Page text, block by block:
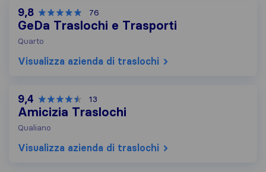
9,8 76
GeDa Traslochi e Trasporti
Quarto
Visualizza azienda di traslochi
9,4 13
Amicizia Traslochi
Qualiano
Visualizza azienda di traslochi